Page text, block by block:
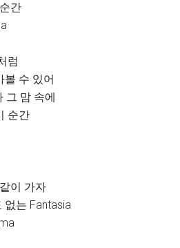
간
럼
볼 수 있어
그 맘 속에
순간
이 가자
없는 Fantasia